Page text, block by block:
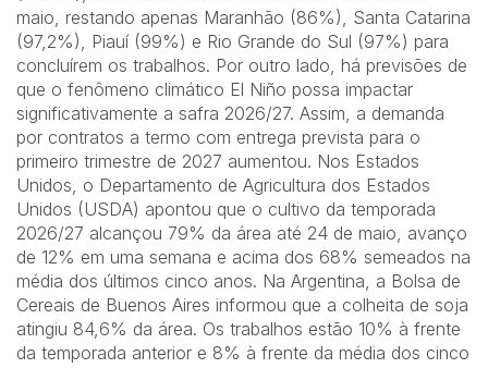
maio, restando apenas Maranhão (86%), Santa Catarina
(97,2%), Piauí (99%) e Rio Grande do Sul (97%) para
concluírem os trabalhos. Por outro lado, há previsões de
que o fenômeno climático El Niño possa impactar
significativamente a safra 2026/27. Assim, a demanda
por contratos a termo com entrega prevista para o
primeiro trimestre de 2027 aumentou. Nos Estados
Unidos, o Departamento de Agricultura dos Estados
Unidos (USDA) apontou que o cultivo da temporada
2026/27 alcançou 79% da área até 24 de maio, avanço
de 12% em uma semana e acima dos 68% semeados na
média dos últimos cinco anos. Na Argentina, a Bolsa de
Cereais de Buenos Aires informou que a colheita de soja
atingiu 84,6% da área. Os trabalhos estão 10% à frente
da temporada anterior e 8% à frente da média dos cinco